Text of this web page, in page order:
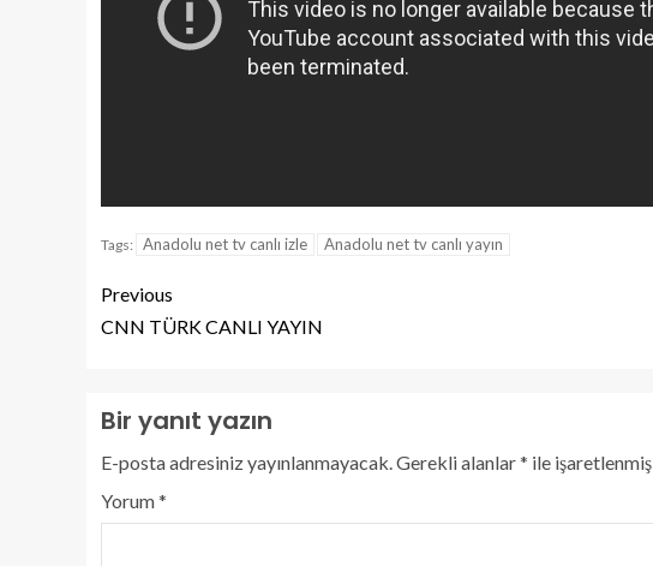
Tags: Anadolu net tv canlı izle Anadolu net tv canlı yayın
Previous
CNN TÜRK CANLI YAYIN
Bir yanıt yazın
E-posta adresiniz yayınlanmayacak.Gerekli alanlar* ile
Yorum*